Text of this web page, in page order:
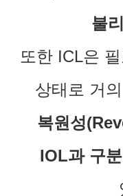
불
또한 ICL은
상태로 거
복원성
IOL과 구